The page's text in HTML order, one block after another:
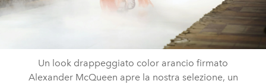
Un look drappeggiato color arancio firmato
Alexander McQueen apre la nostra selezione, un